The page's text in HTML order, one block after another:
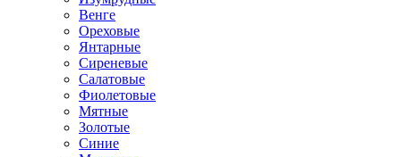
Венге
Ореховые
Янтарные
Сиреневые
Салатовые
Фиолетовые
Мятные
Золотые
Синие